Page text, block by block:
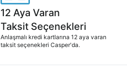
12 Aya Varan
Taksit Seçenekleri
Anlaşmalı kredi kartlarına 12 aya varan
taksit seçenekleri Casper'da.